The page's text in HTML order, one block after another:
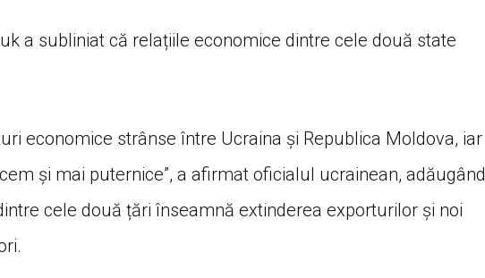
a subliniat că relațiile economice dintre cele două state
economice strânse între Ucraina și Republica Moldova, iar
și mai puternice”, a afirmat oficialul ucrainean, adăugând
cele două țări înseamnă extinderea exporturilor și noi